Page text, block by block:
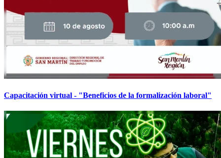
Capacitación virtual - "Beneficios de la formalización laboral"